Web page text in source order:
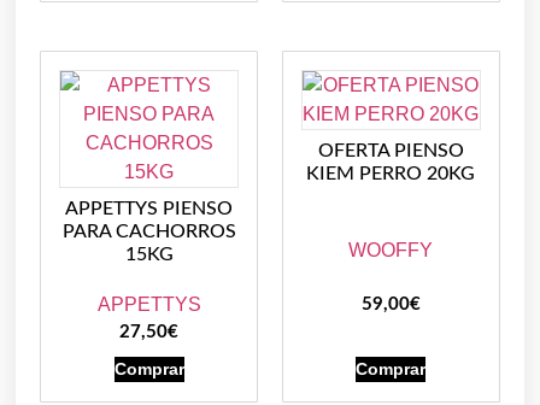
APPETTYS PIENSO
PARA CACHORROS
15KG
APPETTYS
27,50€
Comprar
OFERTA PIENSO
KIEM PERRO 20KG
WOOFFY
59,00€
Comprar